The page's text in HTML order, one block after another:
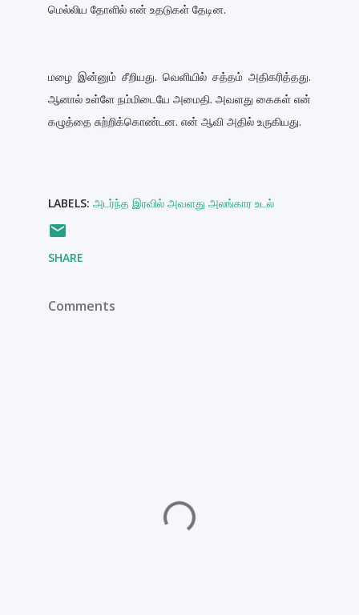
மெல்லிய தோளில் என் உதடுகள் தேடின.
மழை இன்னும் சீறியது. வெளியில் சத்தம் அதிகரித்தது.
ஆனால் உள்ளே நம்மிடையே அமைதி. அவளது கைகள் என்
கழுத்தை சுற்றிக்கொண்டன. என் ஆவி அதில் உருகியது.
LABELS: அடர்ந்த இரவில் அவளது அலங்கார உடல்
SHARE
Comments